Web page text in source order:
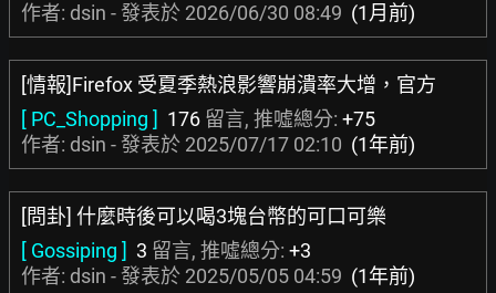
作者: dsin - 發表於 2026/06/30 08:49 (1月前)
[情報]Firefox 受夏季熱浪影響崩潰率大增，官方
[ PC_Shopping ] 176 留言, 推噓總分: +75
作者: dsin - 發表於 2025/07/17 02:10 (1年前)
[問卦] 什麼時後可以喝3塊台幣的可口可樂
[ Gossiping ] 3 留言, 推噓總分: +3
作者: dsin - 發表於 2025/05/05 04:59 (1年前)